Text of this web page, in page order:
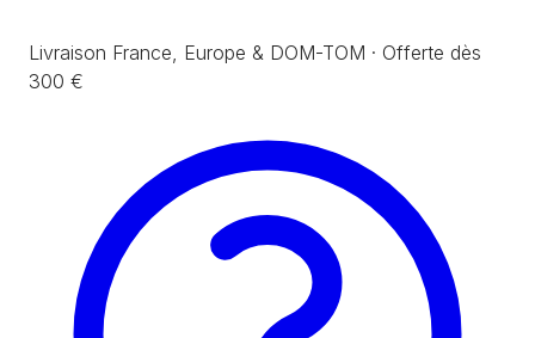
Livraison France, Europe & DOM-TOM · Offerte dès
300 €